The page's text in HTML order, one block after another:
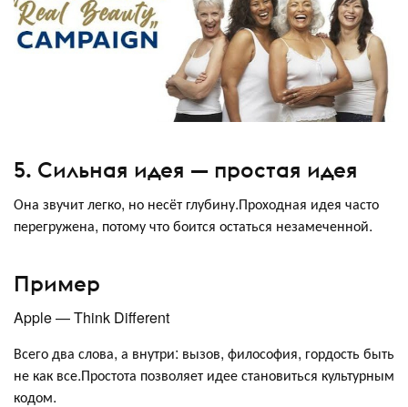
5. Сильная идея — простая идея
Она звучит легко, но несёт глубину.Проходная идея часто
перегружена, потому что боится остаться незамеченной.
Пример
Apple — Think Different
Всего два слова, а внутри: вызов, философия, гордость быть
не как все.Простота позволяет идее становиться культурным
кодом.